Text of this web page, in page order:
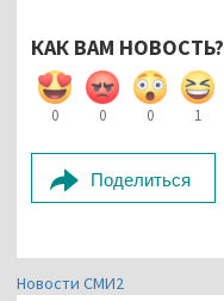
КАК ВАМ НОВОСТЬ?
0 0 0 1
Поделиться
Новости СМИ2